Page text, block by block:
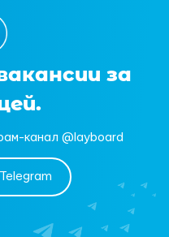
за
канал @layboard